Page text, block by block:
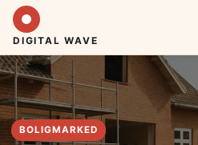
DIGITAL WAVE
BOLIGMARKED